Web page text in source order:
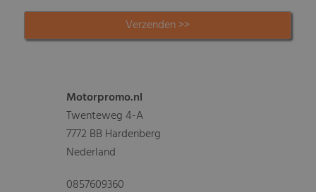
Motorpromo.nl
Twenteweg 4-A
7772 BB Hardenberg
Nederland
0857609360